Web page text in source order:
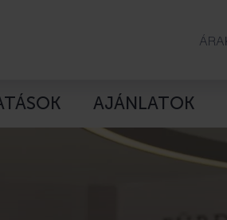
AJÁNLATOK